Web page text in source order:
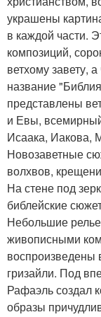
украшены
в каждой части.
композиций,
ветхому завету,
название
представлены
и Евы,
Исаака, Иакова,
Новозаветные
волхвов,
На стене под
библейские
Небольшие
живописными
воспроизведены
гризайли. Под
Рафаэль создал
образы